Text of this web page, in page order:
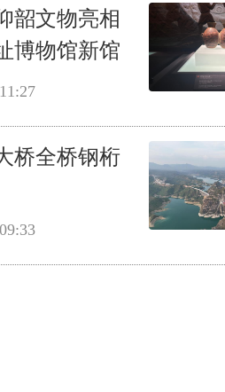
韶文物亮相
博物馆新馆
桥全桥钢桁